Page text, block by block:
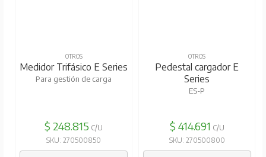
OTROS
Medidor Trifásico E Series
Para gestión de carga
$ 248.815 C/U
SKU: 270500850
OTROS
Pedestal cargador E
Series
ES-P
$ 414.691 C/U
SKU: 270500800